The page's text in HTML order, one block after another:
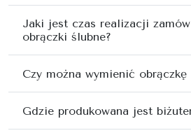
Jaki jest czas realizacji
obrączki ślubne?
Czy można wymienić
Gdzie produkowana jest